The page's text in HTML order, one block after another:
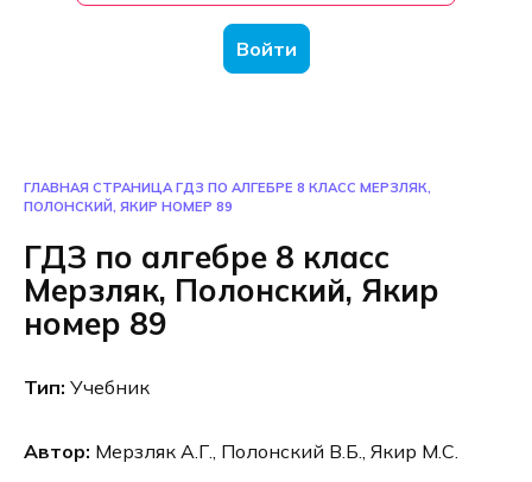
Войти
ГЛАВНАЯ СТРАНИЦА ГДЗ ПО АЛГЕБРЕ 8 КЛАСС МЕРЗЛЯК,
ПОЛОНСКИЙ, ЯКИР НОМЕР 89
ГДЗ по алгебре 8 класс
Мерзляк, Полонский, Якир
номер 89
Тип: Учебник
Автор: Мерзляк А.Г., Полонский В.Б., Якир М.С.